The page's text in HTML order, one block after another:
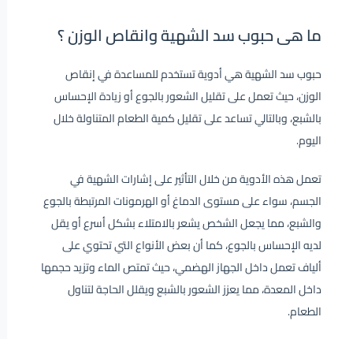
ما هى حبوب سد الشهية وانقاص الوزن ؟
حبوب سد الشهية هي أدوية تستخدم للمساعدة في إنقاص
الوزن، حيث تعمل على تقليل الشعور بالجوع أو زيادة الإحساس
بالشبع، وبالتالي تساعد على تقليل كمية الطعام المتناولة خلال
اليوم.
تعمل هذه الأدوية من خلال التأثير على إشارات الشهية في
الجسم، سواء على مستوى الدماغ أو الهرمونات المرتبطة بالجوع
والشبع، مما يجعل الشخص يشعر بالامتلاء بشكل أسرع أو يقل
لديه الإحساس بالجوع، كما أن بعض الأنواع التي تحتوي على
ألياف تعمل داخل الجهاز الهضمي، حيث تمتص الماء وتزيد حجمها
داخل المعدة، مما يعزز الشعور بالشبع ويقلل الحاجة لتناول
الطعام.